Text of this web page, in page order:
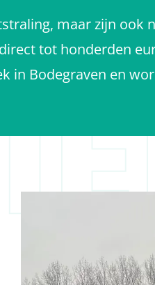
maar zijn ook
tot honderden
in Bodegraven en